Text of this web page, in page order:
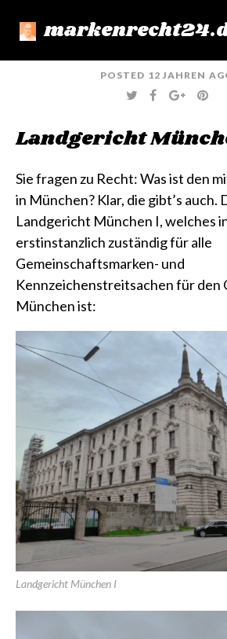
POSTED 12 JAHREN
T
W
T
E
F
A
B
O
G
O
L
E
P
I
R
Landgericht
Sie fragen zu Recht: Was ist den
in München? Klar, die gibt’s auch.
Landgericht München I, welches
erstinstanzlich zuständig für alle
Gemeinschaftsmarken- und
Kennzeichenstreitsachen für den
München ist:
Landgericht München I